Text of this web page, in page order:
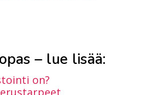
– lue lisää:
on?